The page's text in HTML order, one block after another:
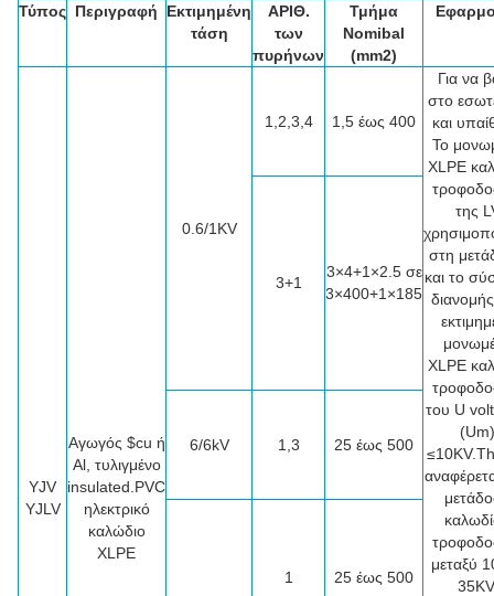
Τύπος Περιγραφή
Εκτιμημένη
τάση
ΑΡΙΘ.
των
πυρήνων
Τμήμα
Nomibal
(mm2)
YJV
YJLV
Αγωγός $cu ή
Al, τυλιγμένο
insulated.PVC
ηλεκτρικό
καλώδιο
XLPE
0.6/1KV
1,2,3,4 1,5 έως 400
Για να
στο
και
Το
XLPE
της
στη
και το
XLPE
του U
(Um)
μεταξύ
3+1
3×4+1×2.5 σε
3×400+1×185
6/6kV 1,3 25 έως 500
1 25 έως 500